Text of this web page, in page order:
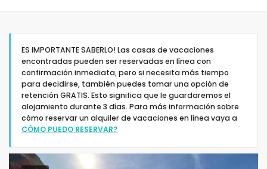
Tipo de alojamiento
Personas
ES IMPORTANTE SABERLO! Las casas de vacaciones
encontradas pueden ser reservadas en línea con
confirmación inmediata, pero si necesita más tiempo
para decidirse, también puedes tomar una opción de
retención GRATIS. Esto significa que le guardaremos el
alojamiento durante 3 días. Para más información sobre
cómo reservar un alquiler de vacaciones en línea vaya a
CÓMO PUEDO RESERVAR?